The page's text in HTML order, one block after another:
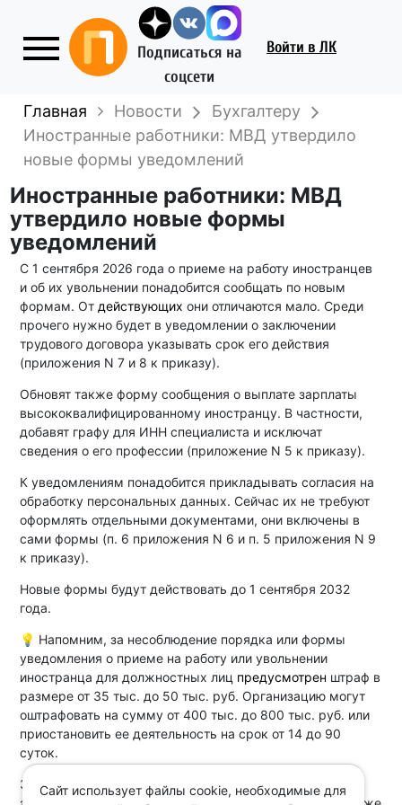
Подписаться на
соцсети
Войти в ЛК
Главная Новости
Бухгалтеру
Иностранные работники: МВД утвердило
новые формы уведомлений
Иностранные работники: МВД
утвердило новые формы
уведомлений
С 1 сентября 2026 года о приеме на работу иностранцев
и об их увольнении понадобится сообщать по новым
формам. От действующих они отличаются мало. Среди
прочего нужно будет в уведомлении о заключении
трудового договора указывать срок его действия
(приложения N 7 и 8 к приказу).
Обновят также форму сообщения о выплате зарплаты
высококвалифицированному иностранцу. В частности,
добавят графу для ИНН специалиста и исключат
сведения о его профессии (приложение N 5 к приказу).
К уведомлениям понадобится прикладывать согласия на
обработку персональных данных. Сейчас их не требуют
оформлять отдельными документами, они включены в
сами формы (п. 6 приложения N 6 и п. 5 приложения N 9
к приказу).
Новые формы будут действовать до 1 сентября 2032
года.
💡 Напомним, за несоблюдение порядка или формы
уведомления о приеме на работу или увольнении
иностранца для должностных лиц предусмотрен штраф в
размере от 35 тыс. до 50 тыс. руб. Организацию могут
оштрафовать на сумму от 400 тыс. до 800 тыс. руб. или
приостановить ее деятельность на срок от 14 до 90
суток.
За подобные нарушения при сообщении о выплате
Сайт использует файлы cookie, необходимые для